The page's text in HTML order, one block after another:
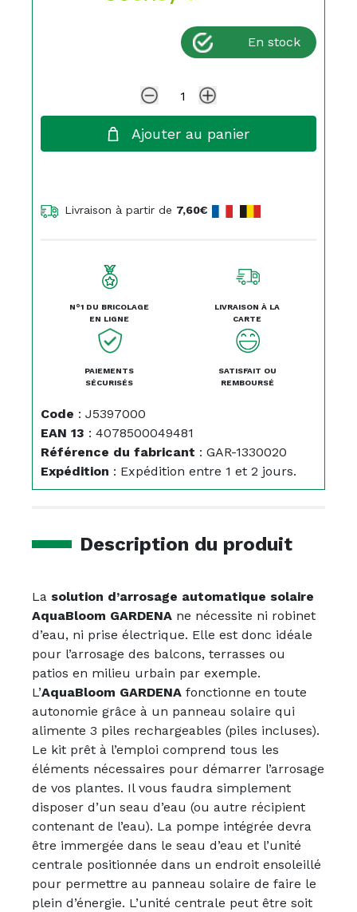
En stock
Ajouter au panier
Livraison à partir de 7,60€
N°1 DU BRICOLAGE
EN LIGNE
LIVRAISON À LA
CARTE
PAIEMENTS
SÉCURISÉS
SATISFAIT OU
REMBOURSÉ
Code : J5397000
EAN 13 : 4078500049481
Référence du fabricant : GAR-1330020
Expédition : Expédition entre 1 et 2 jours.
Description du produit
La solution d’arrosage automatique solaire
AquaBloom GARDENA ne nécessite ni robinet
d’eau, ni prise électrique. Elle est donc idéale
pour l’arrosage des balcons, terrasses ou
patios en milieu urbain par exemple.
L’AquaBloom GARDENA fonctionne en toute
autonomie grâce à un panneau solaire qui
alimente 3 piles rechargeables (piles incluses).
Le kit prêt à l’emploi comprend tous les
éléments nécessaires pour démarrer l’arrosage
de vos plantes. Il vous faudra simplement
disposer d’un seau d’eau (ou autre récipient
contenant de l’eau). La pompe intégrée devra
être immergée dans le seau d’eau et l’unité
centrale positionnée dans un endroit ensoleillé
pour permettre au panneau solaire de faire le
plein d’énergie. L’unité centrale peut être soit